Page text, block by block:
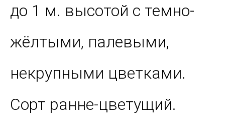
до 1 м. высотой с темно-
жёлтыми, палевыми,
некрупными цветками.
Сорт ранне-цветущий.